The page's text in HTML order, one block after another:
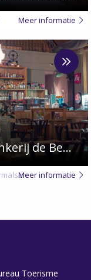
Meer informatie
Schenkerij de Beurs
Meer informatie
Toerisme